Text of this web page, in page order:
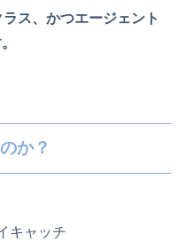
ス、かつエージェント
か？